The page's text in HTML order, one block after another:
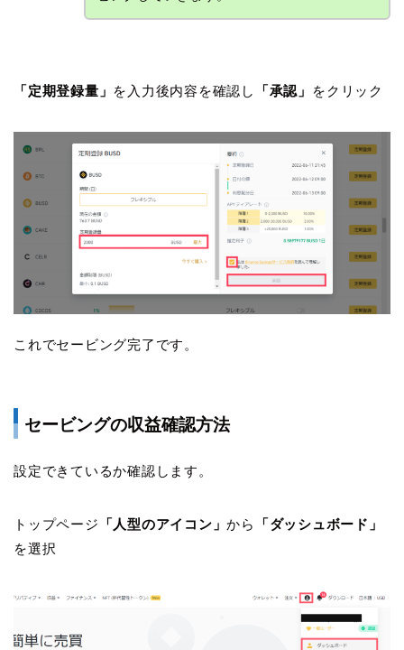
「定期登録量」 を入力後内容を確認し 「承認」 をクリック
これでセービング完了です。
セービングの収益確認方法
設定できているか確認します。
トップページ 「人型のアイコン」から
「ダッシュボード」
を選択